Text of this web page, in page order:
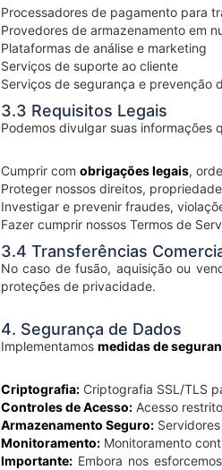
Processadores de pagamento para
Provedores de armazenamento em
Plataformas de análise e marketing
Serviços de suporte ao cliente
Serviços de segurança e prevenção
3.3 Requisitos Legais
Podemos divulgar suas
Cumprir com obrigações legais,
Proteger nossos direitos,
Investigar e prevenir fraudes,
Fazer cumprir nossos Termos de
3.4 Transferências
No caso de fusão, aquisição ou
proteções de privacidade.
4. Segurança de Dados
Implementamos medidas de
Criptografia: Criptografia SSL/TLS
Controles de Acesso: Acesso
Armazenamento Seguro:
Monitoramento: Monitoramento
Importante: Embora nos